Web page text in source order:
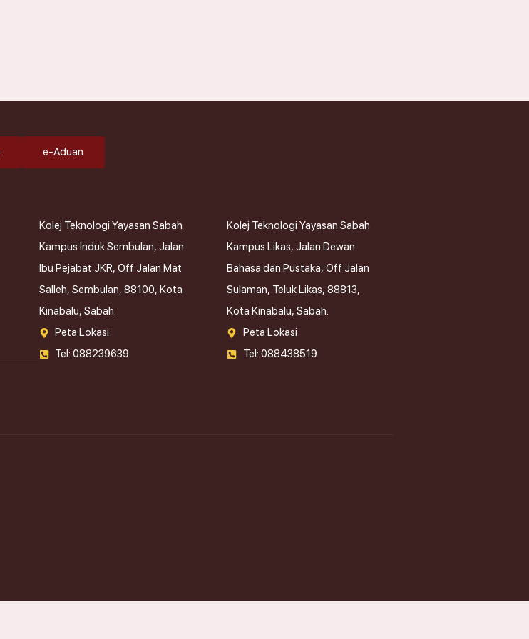
Kolej Teknologi Yayasan Sabah
Kampus Induk Sembulan, Jalan
Ibu Pejabat JKR, Off Jalan Mat
Salleh, Sembulan, 88100, Kota
Kinabalu, Sabah.
Peta Lokasi
Tel: 088239639
Kolej Teknologi Yayasan Sabah
Kampus Likas, Jalan Dewan
Bahasa dan Pustaka, Off Jalan
Sulaman, Teluk Likas, 88813,
Kota Kinabalu, Sabah.
Peta Lokasi
Tel: 088438519
e-Aduan